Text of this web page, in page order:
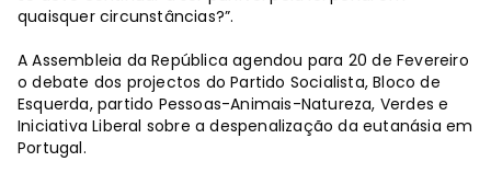
quaisquer circunstâncias?”.
A Assembleia da República agendou para 20 de Fevereiro
o debate dos projectos do Partido Socialista, Bloco de
Esquerda, partido Pessoas-Animais-Natureza, Verdes e
Iniciativa Liberal sobre a despenalização da eutanásia em
Portugal.